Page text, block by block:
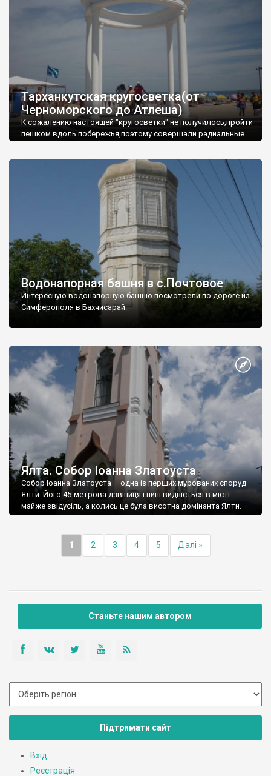
Тарханкутская кругосветка(от
Черноморского до Атлеша)
К сожалению настоящей "кругосветки" не получилось,пройти
пешком вдоль побережья,поэтому совершали радиальные
Водонапорная башня в с.Почтовое
Интересную водонапорную башню посмотрели по дороге из
Симферополя в Бахчисарай.
Ялта. Собор Іоанна Златоуста
Собор Іоанна Златоуста – одна із перших мурованих споруд
Ялти. Його 45-метрова дзвіниця і нині видніється в місті
майже звідусіль, а колись це була висотна домінанта Ялти.
1 2 3 4 5 Далі »
Станьте нашим автором
Підтримати сайт
Вхід
Реєстрація